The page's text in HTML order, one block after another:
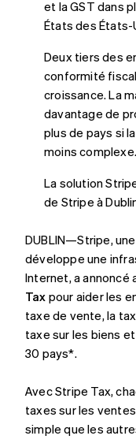
Découvrez les
Radar
Atlas
Climate
Élimination du
Identity
Stripe
Découvrez
Regarder la
et la GST dans
États des États-
Deux tiers des
conformité
croissance. La
davantage de
plus de pays si
moins complexe.
La solution
de Stripe à
DUBLIN—Stripe,
développe une
Internet, a annoncé
Tax pour aider les
taxe de vente, la
taxe sur les biens
30 pays*.
Avec Stripe Tax,
taxes sur les
simple que les